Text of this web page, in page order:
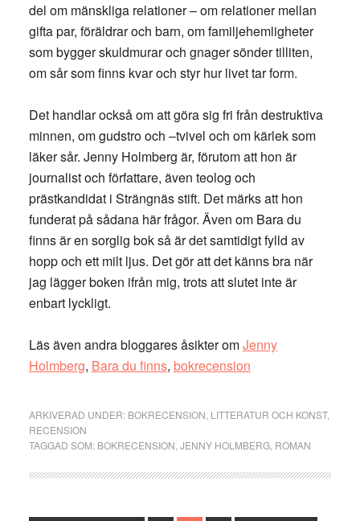
del om mänskliga relationer – om relationer mellan
gifta par, föräldrar och barn, om familjehemligheter
som bygger skuldmurar och gnager sönder tilliten,
om sår som finns kvar och styr hur livet tar form.
Det handlar också om att göra sig fri från destruktiva
minnen, om gudstro och –tvivel och om kärlek som
läker sår. Jenny Holmberg är, förutom att hon är
journalist och författare, även teolog och
prästkandidat i Strängnäs stift. Det märks att hon
funderat på sådana här frågor. Även om Bara du
finns är en sorglig bok så är det samtidigt fylld av
hopp och ett milt ljus. Det gör att det känns bra när
jag lägger boken ifrån mig, trots att slutet inte är
enbart lyckligt.
Läs även andra bloggares åsikter omJenny
Holmberg, Bara du finns, bokrecension
ARKIVERAD UNDER: BOKRECENSION LITTERATUR OCH KONST,
RECENSION
TAGGAD SOM: BOKRECENSION JENNY HOLMBERG, ROMAN